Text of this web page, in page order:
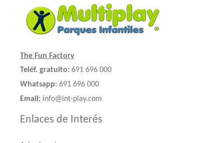
The Fun Factory
Teléf. gratuito: 691 696 000
Whatsapp: 691 696 000
Email: info@int-play.com
Enlaces de Interés